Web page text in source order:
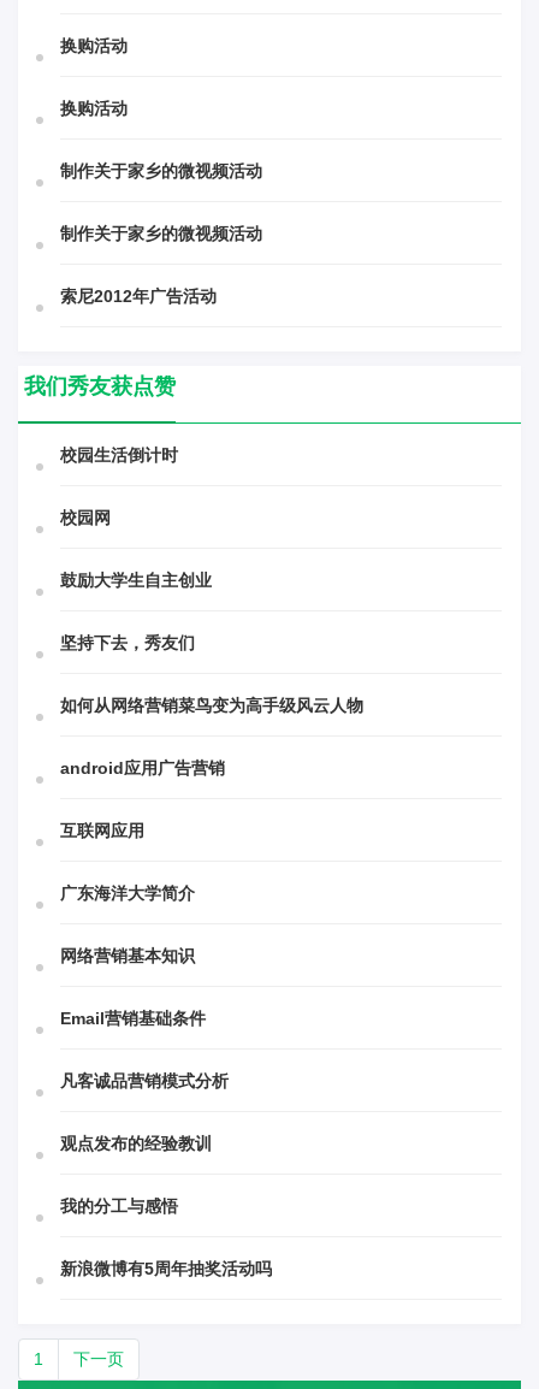
换购活动
换购活动
制作关于家乡的微视频活动
制作关于家乡的微视频活动
索尼2012年广告活动
我们秀友获点赞
校园生活倒计时
校园网
鼓励大学生自主创业
坚持下去，秀友们
如何从网络营销菜鸟变为高手级风云人物
android应用广告营销
互联网应用
广东海洋大学简介
网络营销基本知识
Email营销基础条件
凡客诚品营销模式分析
观点发布的经验教训
我的分工与感悟
新浪微博有5周年抽奖活动吗
1 下一页